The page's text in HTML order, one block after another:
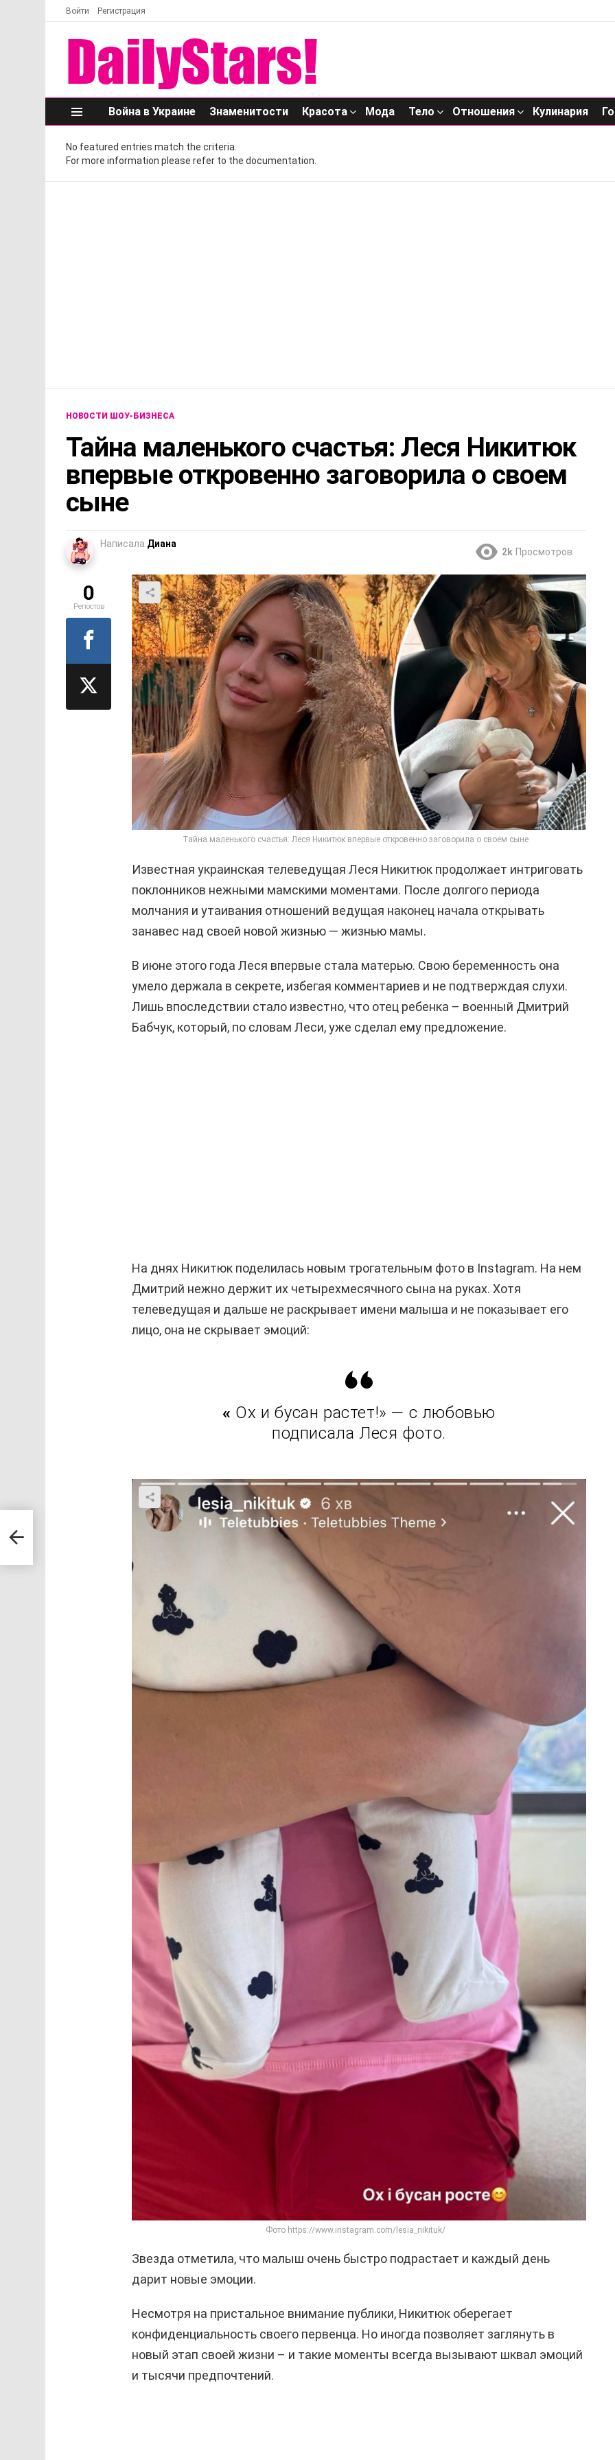
Войти Регистрация
Меню
Война в Украине Знаменитости Красота Мода Тело Отношения Кулинария
No featured entries match the criteria.
For more information please refer to the documentation.
НОВОСТИ ШОУ-БИЗНЕСА
Тайна маленького счастья: Леся Никитюк
впервые откровенно заговорила о своем
сыне
Написала Диана
2k Просмотров
Тайна маленького счастья: Леся Никитюк впервые откровенно заговорила о своем сыне
Известная украинская телеведущая Леся Никитюк продолжает интриговать
поклонников нежными мамскими моментами. После долгого периода
молчания и утаивания отношений ведущая наконец начала открывать
занавес над своей новой жизнью — жизнью мамы.
В июне этого года Леся впервые стала матерью. Свою беременность она
умело держала в секрете, избегая комментариев и не подтверждая слухи.
Лишь впоследствии стало известно, что отец ребенка – военный Дмитрий
Бабчук, который, по словам Леси, уже сделал ему предложение.
На днях Никитюк поделилась новым трогательным фото в Instagram. На нем
Дмитрий нежно держит их четырехмесячного сына на руках. Хотя
телеведущая и дальше не раскрывает имени малыша и не показывает его
лицо, она не скрывает эмоций:
« Ох и бусан растет!» — с любовью
подписала Леся фото.
Фото https://www.instagram.com/lesia_nikituk/
Звезда отметила, что малыш очень быстро подрастает и каждый день
дарит новые эмоции.
Несмотря на пристальное внимание публики, Никитюк оберегает
конфиденциальность своего первенца. Но иногда позволяет заглянуть в
новый этап своей жизни – и такие моменты всегда вызывают шквал эмоций
и тысячи предпочтений.
0
Репостов